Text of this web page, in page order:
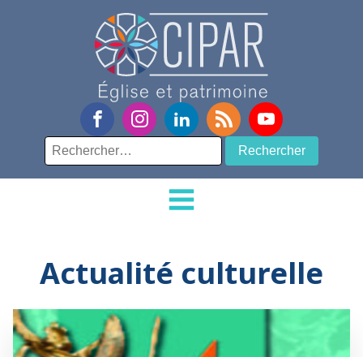
Rechercher :
Actualité culturelle